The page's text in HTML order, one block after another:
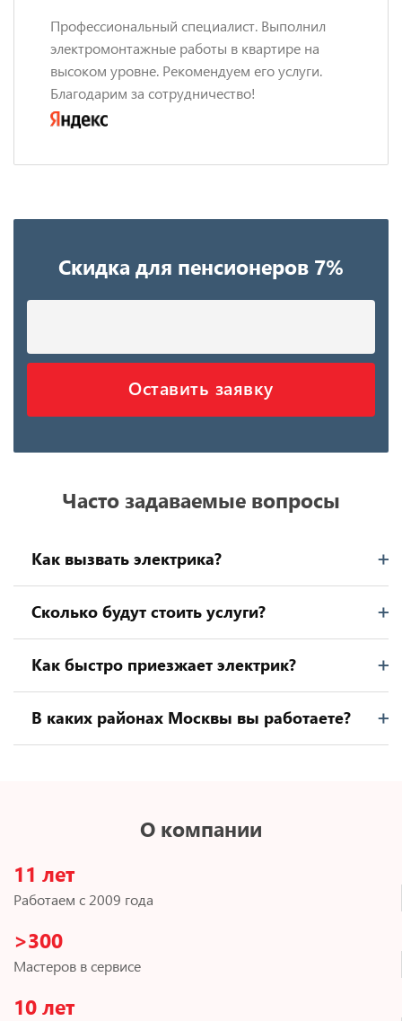
Профессиональный специалист. Выполнил
электромонтажные работы в квартире на
высоком уровне. Рекомендуем его услуги.
Благодарим за сотрудничество!
Скидка для пенсионеров 7%
Оставить заявку
Часто задаваемые вопросы
Как вызвать электрика?
Сколько будут стоить услуги?
Как быстро приезжает электрик?
В каких районах Москвы вы работаете?
О компании
11 лет
Работаем с 2009 года
>300
Мастеров в сервисе
10 лет